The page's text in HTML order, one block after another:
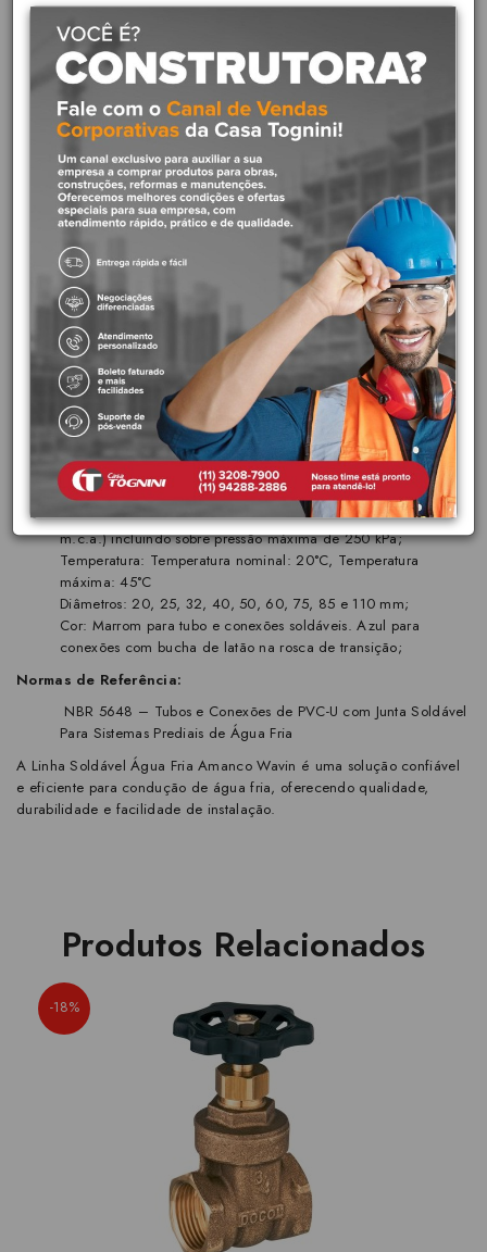
A Linha Amanco Wavin Soldável é um sistema completo de tubos e
conexões em PVC, projetado para condução de água fria em
instalações prediais, comerciais e industriais. Reconhecida pela
qualidade e durabilidade.
Aplicações:
Sistema predial de distribuição de água fria, instalações de água fria
permanentes e embutidas em paredes ou aparentes em locais
cobertos e protegidos de intempéries, aplicada em instalações de
rede de água predial em residências, comércio e indústrias.
Benefícios:
Rapidez e facilidade na execução das juntas soldáveis;
Material leve, de fácil transporte, estocagem e manuseio;
Resistente para instalações de água fria;
Vida útil projetada: 50 anos
Características principais:
Material: PVC (Policloreto de Vinila), um material resistente à
corrosão e com longa vida útil.
Soldagem: As conexões são feitas por soldagem com
aplicação de adesivo PVC, garantindo uma união segura e
livre de vazamentos.
Pressão de Serviço: (20°C): 750 kPa, (7,5 kgf/cm² ou 75
m.c.a.) incluindo sobre pressão máxima de 250 kPa;
Temperatura: Temperatura nominal: 20°C, Temperatura
máxima: 45°C
Diâmetros: 20, 25, 32, 40, 50, 60, 75, 85 e 110 mm;
Cor: Marrom para tubo e conexões soldáveis. Azul para
conexões com bucha de latão na rosca de transição;
Normas de Referência:
NBR 5648 – Tubos e Conexões de PVC-U com Junta Soldável
Para Sistemas Prediais de Água Fria
A Linha Soldável Água Fria Amanco Wavin é uma solução confiável
e eficiente para condução de água fria, oferecendo qualidade,
durabilidade e facilidade de instalação.
Produtos Relacionados
-18%